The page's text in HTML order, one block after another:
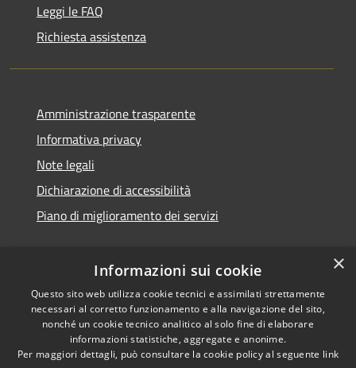
Leggi le FAQ
Richiesta assistenza
Amministrazione trasparente
Informativa privacy
Note legali
Dichiarazione di accessibilità
Piano di miglioramento dei servizi
RSS
Accessibilità
Privacy
Cookie
Copyright © 2026 • Comune di
Treviglio • Powered by
Municipium•Accesso
redazione
×
Informazioni sui cookie
Questo sito web utilizza cookie tecnici e assimilati strettamente
necessari al corretto funzionamento e alla navigazione del sito,
nonché un cookie tecnico analitico al solo fine di elaborare
informazioni statistiche, aggregate e anonime.
Per maggiori dettagli, può consultare la cookie policy al seguente link